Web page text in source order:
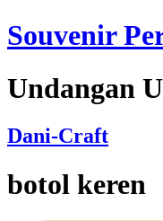
Souvenir
Undangan
Dani-Craft
botol keren